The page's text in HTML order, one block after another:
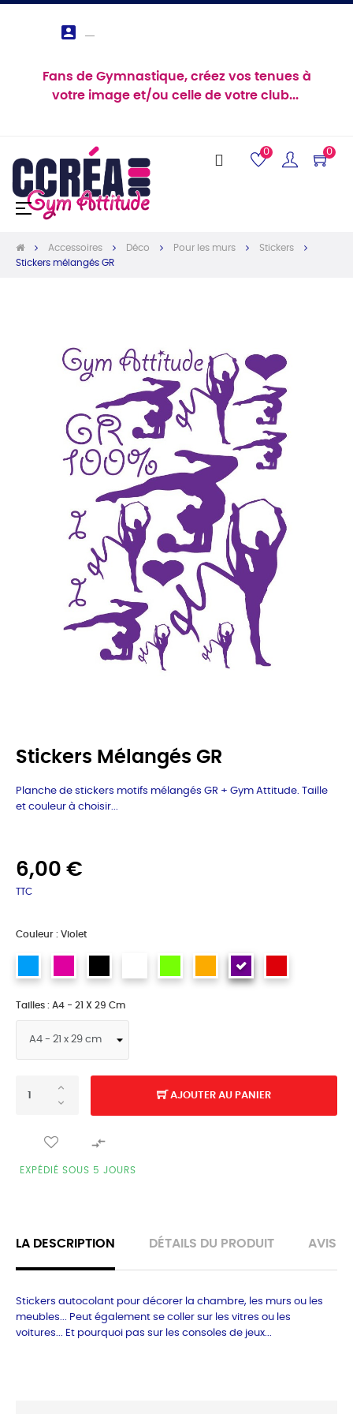

Fans de Gymnastique, créez vos tenues à
votre image et/ou celle de votre club...
0 0
Basculer
☰
Accessoires Déco Pour les murs
Stickers
Stickers mélangés GR
Stickers Mélangés GR
Planche de stickers motifs mélangés GR + Gym Attitude. Taille
et couleur à choisir...
6,00 €
TTC
Couleur : Violet
Tailles : A4 - 21 X 29 Cm
AJOUTER AU PANIER

EXPÉDIÉ SOUS 5 JOURS
LA DESCRIPTION DÉTAILS DU PRODUIT AVIS
Stickers autocolant pour décorer la chambre, les murs ou les
meubles... Peut également se coller sur les vitres ou les
voitures... Et pourquoi pas sur les consoles de jeux...